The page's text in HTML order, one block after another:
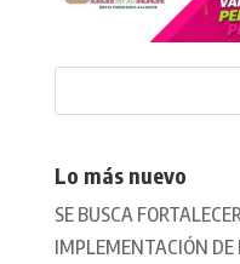
Lo más nuevo
SE BUSCA
IMPLEMENTACIÓN DE